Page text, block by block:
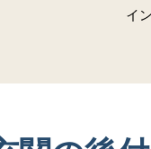
イ